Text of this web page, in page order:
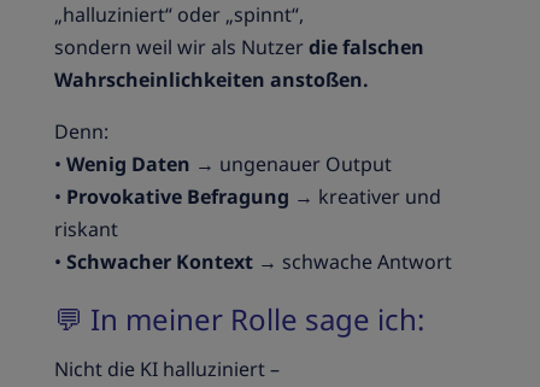
„halluziniert“ oder „spinnt“,
sondern weil wir als Nutzerdie falschen
Wahrscheinlichkeiten anstoßen.
Denn:
• Wenig Daten → ungenauer Output
• Provokative Befragung → kreativer und
riskant
• Schwacher Kontext→ schwache Antwort
💬 In meiner Rolle sage ich:
Nicht die KI halluziniert –